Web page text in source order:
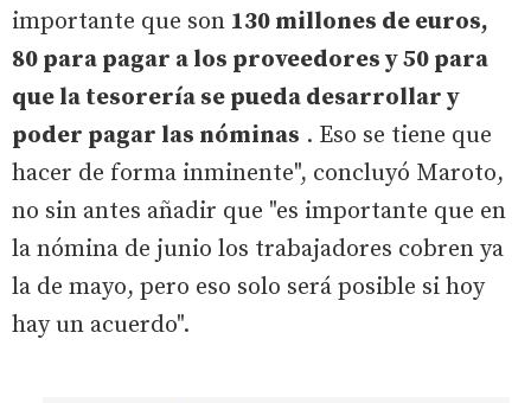
importante que son 130 millones de euros,
80 para pagar a los proveedores y 50 para
que la tesorería se pueda desarrollar y
poder pagar las nóminas . Eso se tiene que
hacer de forma inminente", concluyó Maroto,
no sin antes añadir que "es importante que en
la nómina de junio los trabajadores cobren ya
la de mayo, pero eso solo será posible si hoy
hay un acuerdo".